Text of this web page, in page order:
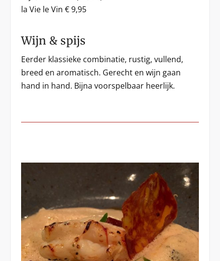
la Vie le Vin € 9,95
Wijn & spijs
Eerder klassieke combinatie, rustig, vullend,
breed en aromatisch. Gerecht en wijn gaan
hand in hand. Bijna voorspelbaar heerlijk.